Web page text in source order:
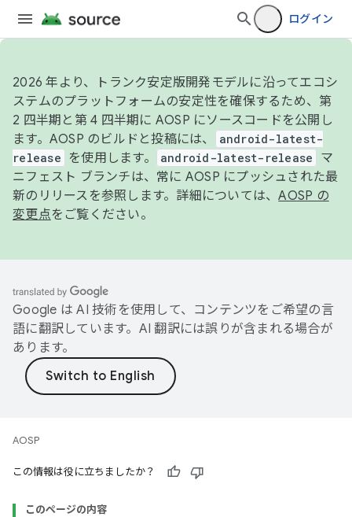
ログイン
2026 年より、トランク安定版開発モデルに沿ってエコシ
ステムのプラットフォームの安定性を確保するため、第
2 四半期と第 4 四半期に AOSP にソースコードを公開し
ます。AOSP のビルドと投稿には、
android-latest-
release
を使用します。 android-latest-release
マ
ニフェスト ブランチは、常に AOSP にプッシュされた最
新のリリースを参照します。詳細については、AOSP の
変更点をご覧ください。
Google は AI 技術を使用して、コンテンツをご希望の言
語に翻訳しています。AI 翻訳には誤りが含まれる場合が
あります。
AOSP
この情報は役に立ちましたか？
このページの内容